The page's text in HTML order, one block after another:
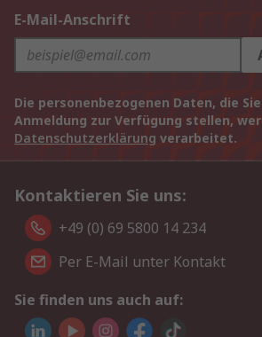
E-Mail-Anschrift
Die personenbezogenen Daten, die
Anmeldung zur Verfügung stellen,
Datenschutzerklärung verarbeitet.
Kontaktieren Sie uns:
+49 (0) 69 5800 14 234
Per E-Mail unter Kontakt
Sie finden uns auch auf: